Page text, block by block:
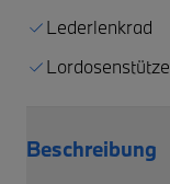
Lederlenkrad
Lordosenstütze
Beschreibung